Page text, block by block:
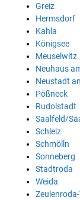
Greiz
Hermsdorf
Kahla
Königsee
Meuselwitz
Neuhaus
Neustadt
Pößneck
Rudolstadt
Saalfeld/
Schleiz
Schmölln
Sonneberg
Stadtroda
Weida